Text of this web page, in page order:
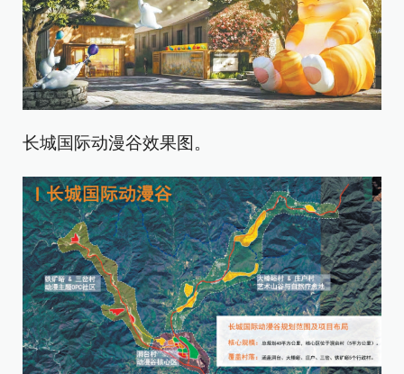
长城国际动漫谷效果图。